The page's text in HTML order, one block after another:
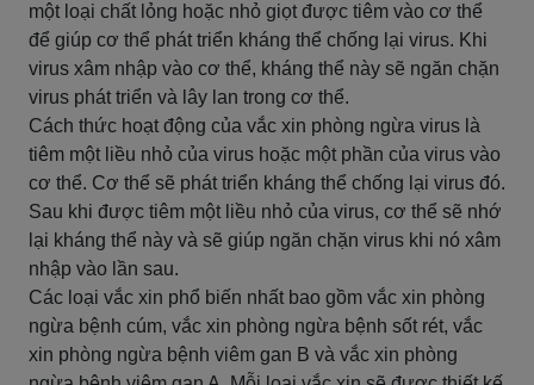
một loại chất lỏng hoặc nhỏ giọt được tiêm vào cơ thể
để giúp cơ thể phát triển kháng thể chống lại virus. Khi
virus xâm nhập vào cơ thể, kháng thể này sẽ ngăn chặn
virus phát triển và lây lan trong cơ thể.
Cách thức hoạt động của vắc xin phòng ngừa virus là
tiêm một liều nhỏ của virus hoặc một phần của virus vào
cơ thể. Cơ thể sẽ phát triển kháng thể chống lại virus đó.
Sau khi được tiêm một liều nhỏ của virus, cơ thể sẽ nhớ
lại kháng thể này và sẽ giúp ngăn chặn virus khi nó xâm
nhập vào lần sau.
Các loại vắc xin phổ biến nhất bao gồm vắc xin phòng
ngừa bệnh cúm, vắc xin phòng ngừa bệnh sốt rét, vắc
xin phòng ngừa bệnh viêm gan B và vắc xin phòng